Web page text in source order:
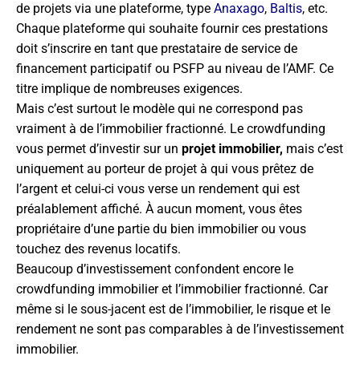
de projets via une plateforme, type Anaxago, Baltis, etc.
Chaque plateforme qui souhaite fournir ces prestations
doit s’inscrire en tant que prestataire de service de
financement participatif ou PSFP au niveau de l’AMF. Ce
titre implique de nombreuses exigences.
Mais c’est surtout le modèle qui ne correspond pas
vraiment à de l’immobilier fractionné. Le crowdfunding
vous permet d’investir sur un projet immobilier, mais c’est
uniquement au porteur de projet à qui vous prêtez de
l’argent et celui-ci vous verse un rendement qui est
préalablement affiché. À aucun moment, vous êtes
propriétaire d’une partie du bien immobilier ou vous
touchez des revenus locatifs.
Beaucoup d’investissement confondent encore le
crowdfunding immobilier et l’immobilier fractionné. Car
même si le sous-jacent est de l’immobilier, le risque et le
rendement ne sont pas comparables à de l’investissement
immobilier.